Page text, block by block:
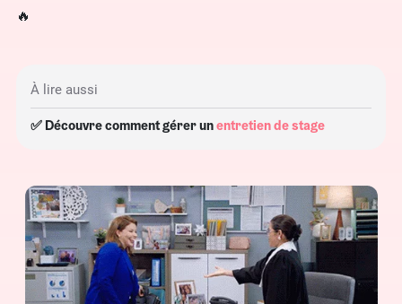
🔥
À lire aussi
✅ Découvre comment gérer unentretien de stage